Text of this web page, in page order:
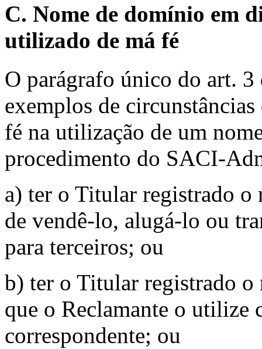
C. Nome de domínio em
utilizado de má fé
O parágrafo único do art. 3
exemplos de
fé na utilização de um
procedimento do SACI-
a) ter o Titular registrado
de vendê-lo, alugá-lo ou
para terceiros; ou
b) ter o Titular registrado
que o Reclamante o
correspondente; ou